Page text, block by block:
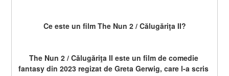
Ce este un film The Nun 2 / Călugăriţa II?
The Nun 2 / Călugăriţa II este un film de comedie
fantasy din 2023 regizat de Greta Gerwig, care l-a scris